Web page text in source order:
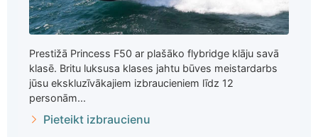
Prestižā Princess F50 ar plašāko flybridge klāju savā
klasē. Britu luksusa klases jahtu būves meistardarbs
jūsu ekskluzīvākajiem izbraucieniem līdz 12
personām...
Pieteikt izbraucienu